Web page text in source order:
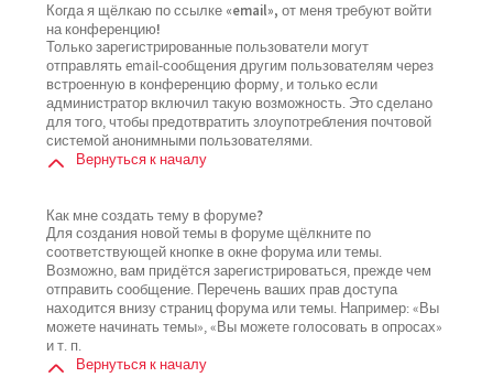
Когда я щёлкаю по ссылке «email», от меня требуют войти
на конференцию!
Только зарегистрированные пользователи могут
отправлять email-сообщения другим пользователям через
встроенную в конференцию форму, и только если
администратор включил такую возможность. Это сделано
для того, чтобы предотвратить злоупотребления почтовой
системой анонимными пользователями.
Вернуться к началу
Как мне создать тему в форуме?
Для создания новой темы в форуме щёлкните по
соответствующей кнопке в окне форума или темы.
Возможно, вам придётся зарегистрироваться, прежде чем
отправить сообщение. Перечень ваших прав доступа
находится внизу страниц форума или темы. Например: «Вы
можете начинать темы», «Вы можете голосовать в опросах»
и т. п.
Вернуться к началу